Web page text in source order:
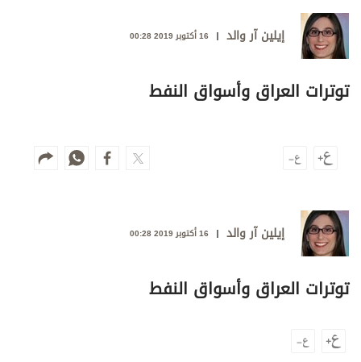
الترفيه
التعليم والمعرفة
الذكاء الاصطناعي
تغطيات
بودكاست
قصة صورة
كاريكتير
إيلين آر والد 16 أكتوبر 2019 00:28
توترات العراق وأسواق النفط
إيلين آر والد 16 أكتوبر 2019 00:28
توترات العراق وأسواق النفط